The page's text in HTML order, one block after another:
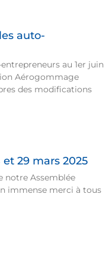
auto-
au 1er juin
Aérogommage
des modifications
29 mars 2025
notre Assemblée
immense merci à tous